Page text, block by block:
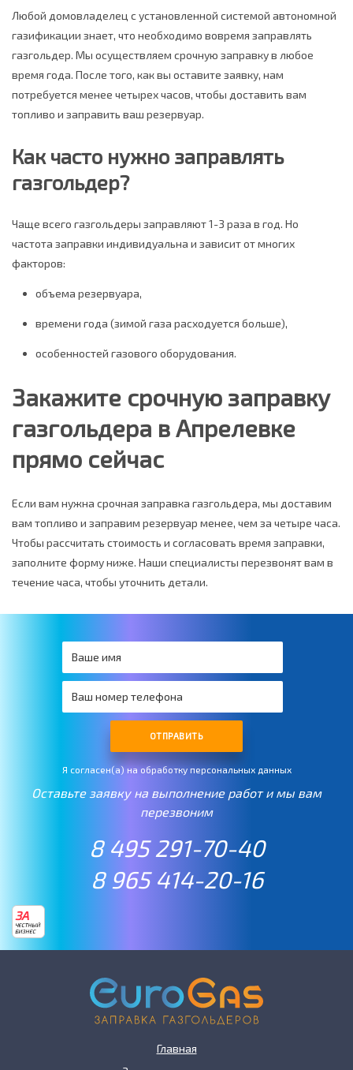
Любой домовладелец с установленной системой автономной
газификации знает, что необходимо вовремя заправлять
газгольдер. Мы осуществляем срочную заправку в любое
время года. После того, как вы оставите заявку, нам
потребуется менее четырех часов, чтобы доставить вам
топливо и заправить ваш резервуар.
Как часто нужно заправлять
газгольдер?
Чаще всего газгольдеры заправляют 1-3 раза в год. Но
частота заправки индивидуальна и зависит от многих
факторов:
объема резервуара,
времени года (зимой газа расходуется больше),
особенностей газового оборудования.
Закажите срочную заправку
газгольдера в Апрелевке
прямо сейчас
Если вам нужна срочная заправка газгольдера, мы доставим
вам топливо и заправим резервуар менее, чем за четыре часа.
Чтобы рассчитать стоимость и согласовать время заправки,
заполните форму ниже. Наши специалисты перезвонят вам в
течение часа, чтобы уточнить детали.
ОТПРАВИТЬ
Я согласен(а) на обработку персональных данных
Оставьте заявку на выполнение работ и мы вам
перезвоним
8 495 291-70-40
8 965 414-20-16
ЗА
ЧЕСТНЫЙ
БИЗНЕС
Главная